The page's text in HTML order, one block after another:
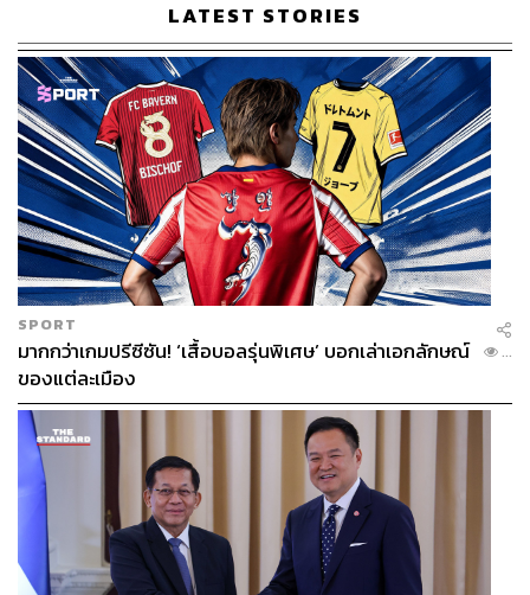
296
ABOUT THE AUTHOR
ชาตรี โรจนอาภา
CFA, FRM, Head of Investment Consultant
SCB Chief Investment Office (SCB CIO)
ธนาคารไทยพาณิชย์
LATEST STORIES
SPORT
มากกว่าเกมปรีซีซัน! ‘เสื้อบอลรุ่นพิเศษ’ บอกเล่าเอกลักษณ์
ของแต่ละเมือง
...